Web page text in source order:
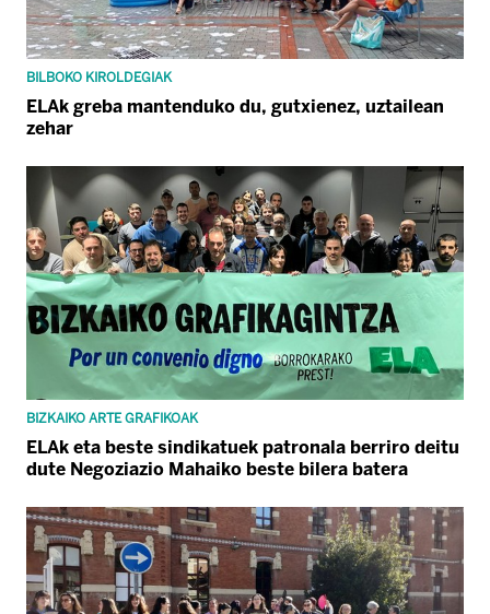
BILBOKO KIROLDEGIAK
ELAk greba mantenduko du, gutxienez, uztailean
zehar
BIZKAIKO ARTE GRAFIKOAK
ELAk eta beste sindikatuek patronala berriro deitu
dute Negoziazio Mahaiko beste bilera batera